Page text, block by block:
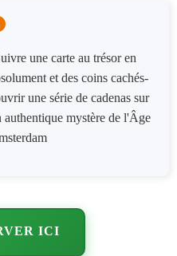
une carte au trésor en
et des coins cachés-
une série de cadenas sur
mystère de l'Âge
ICI